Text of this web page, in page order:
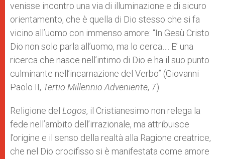
venisse incontro una via di illuminazione e di sicuro
orientamento, che è quella di Dio stesso che si fa
vicino all’uomo con immenso amore: “In Gesù Cristo
Dio non solo parla all’uomo, ma lo cerca…. E’ una
ricerca che nasce nell’intimo di Dio e ha il suo punto
culminante nell’incarnazione del Verbo” (Giovanni
Paolo II, Tertio Millennio Adveniente, 7).
Religione del Logos, il Cristianesimo non relega la
fede nell’ambito dell’irrazionale, ma attribuisce
l’origine e il senso della realtà alla Ragione creatrice,
che nel Dio crocifisso si è manifestata come amore